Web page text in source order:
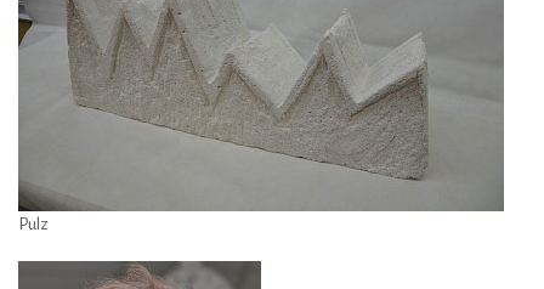
Pulz